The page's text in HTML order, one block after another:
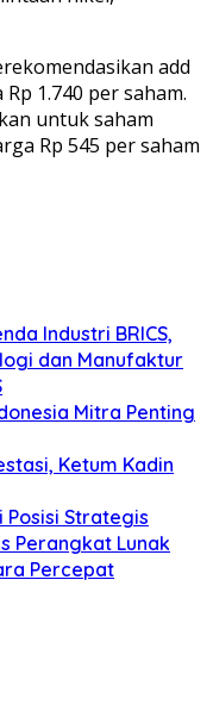
add
1.740 per saham.
untuk saham
Rp 545 per saham
Industri BRICS,
dan Manufaktur
Mitra Penting
Ketum Kadin
Posisi Strategis
Perangkat Lunak
Percepat